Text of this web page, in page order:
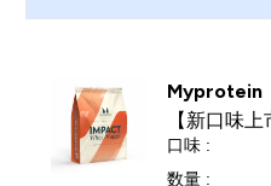
Myprotein
【新口味
口味 :
数量 :